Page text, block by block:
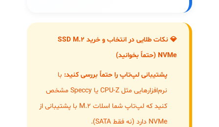
💎 نکات طلایی در انتخاب و خرید SSD M.2
NVMe (حتماً بخوانید)
پشتیبانی لپ‌تاپ را حتماً بررسی کنید: با
نرم‌افزارهایی مثل CPU-Z یا Speccy مشخص
کنید که لپ‌تاپ شما اسلات M.2 با پشتیبانی از
NVMe دارد (نه فقط SATA).